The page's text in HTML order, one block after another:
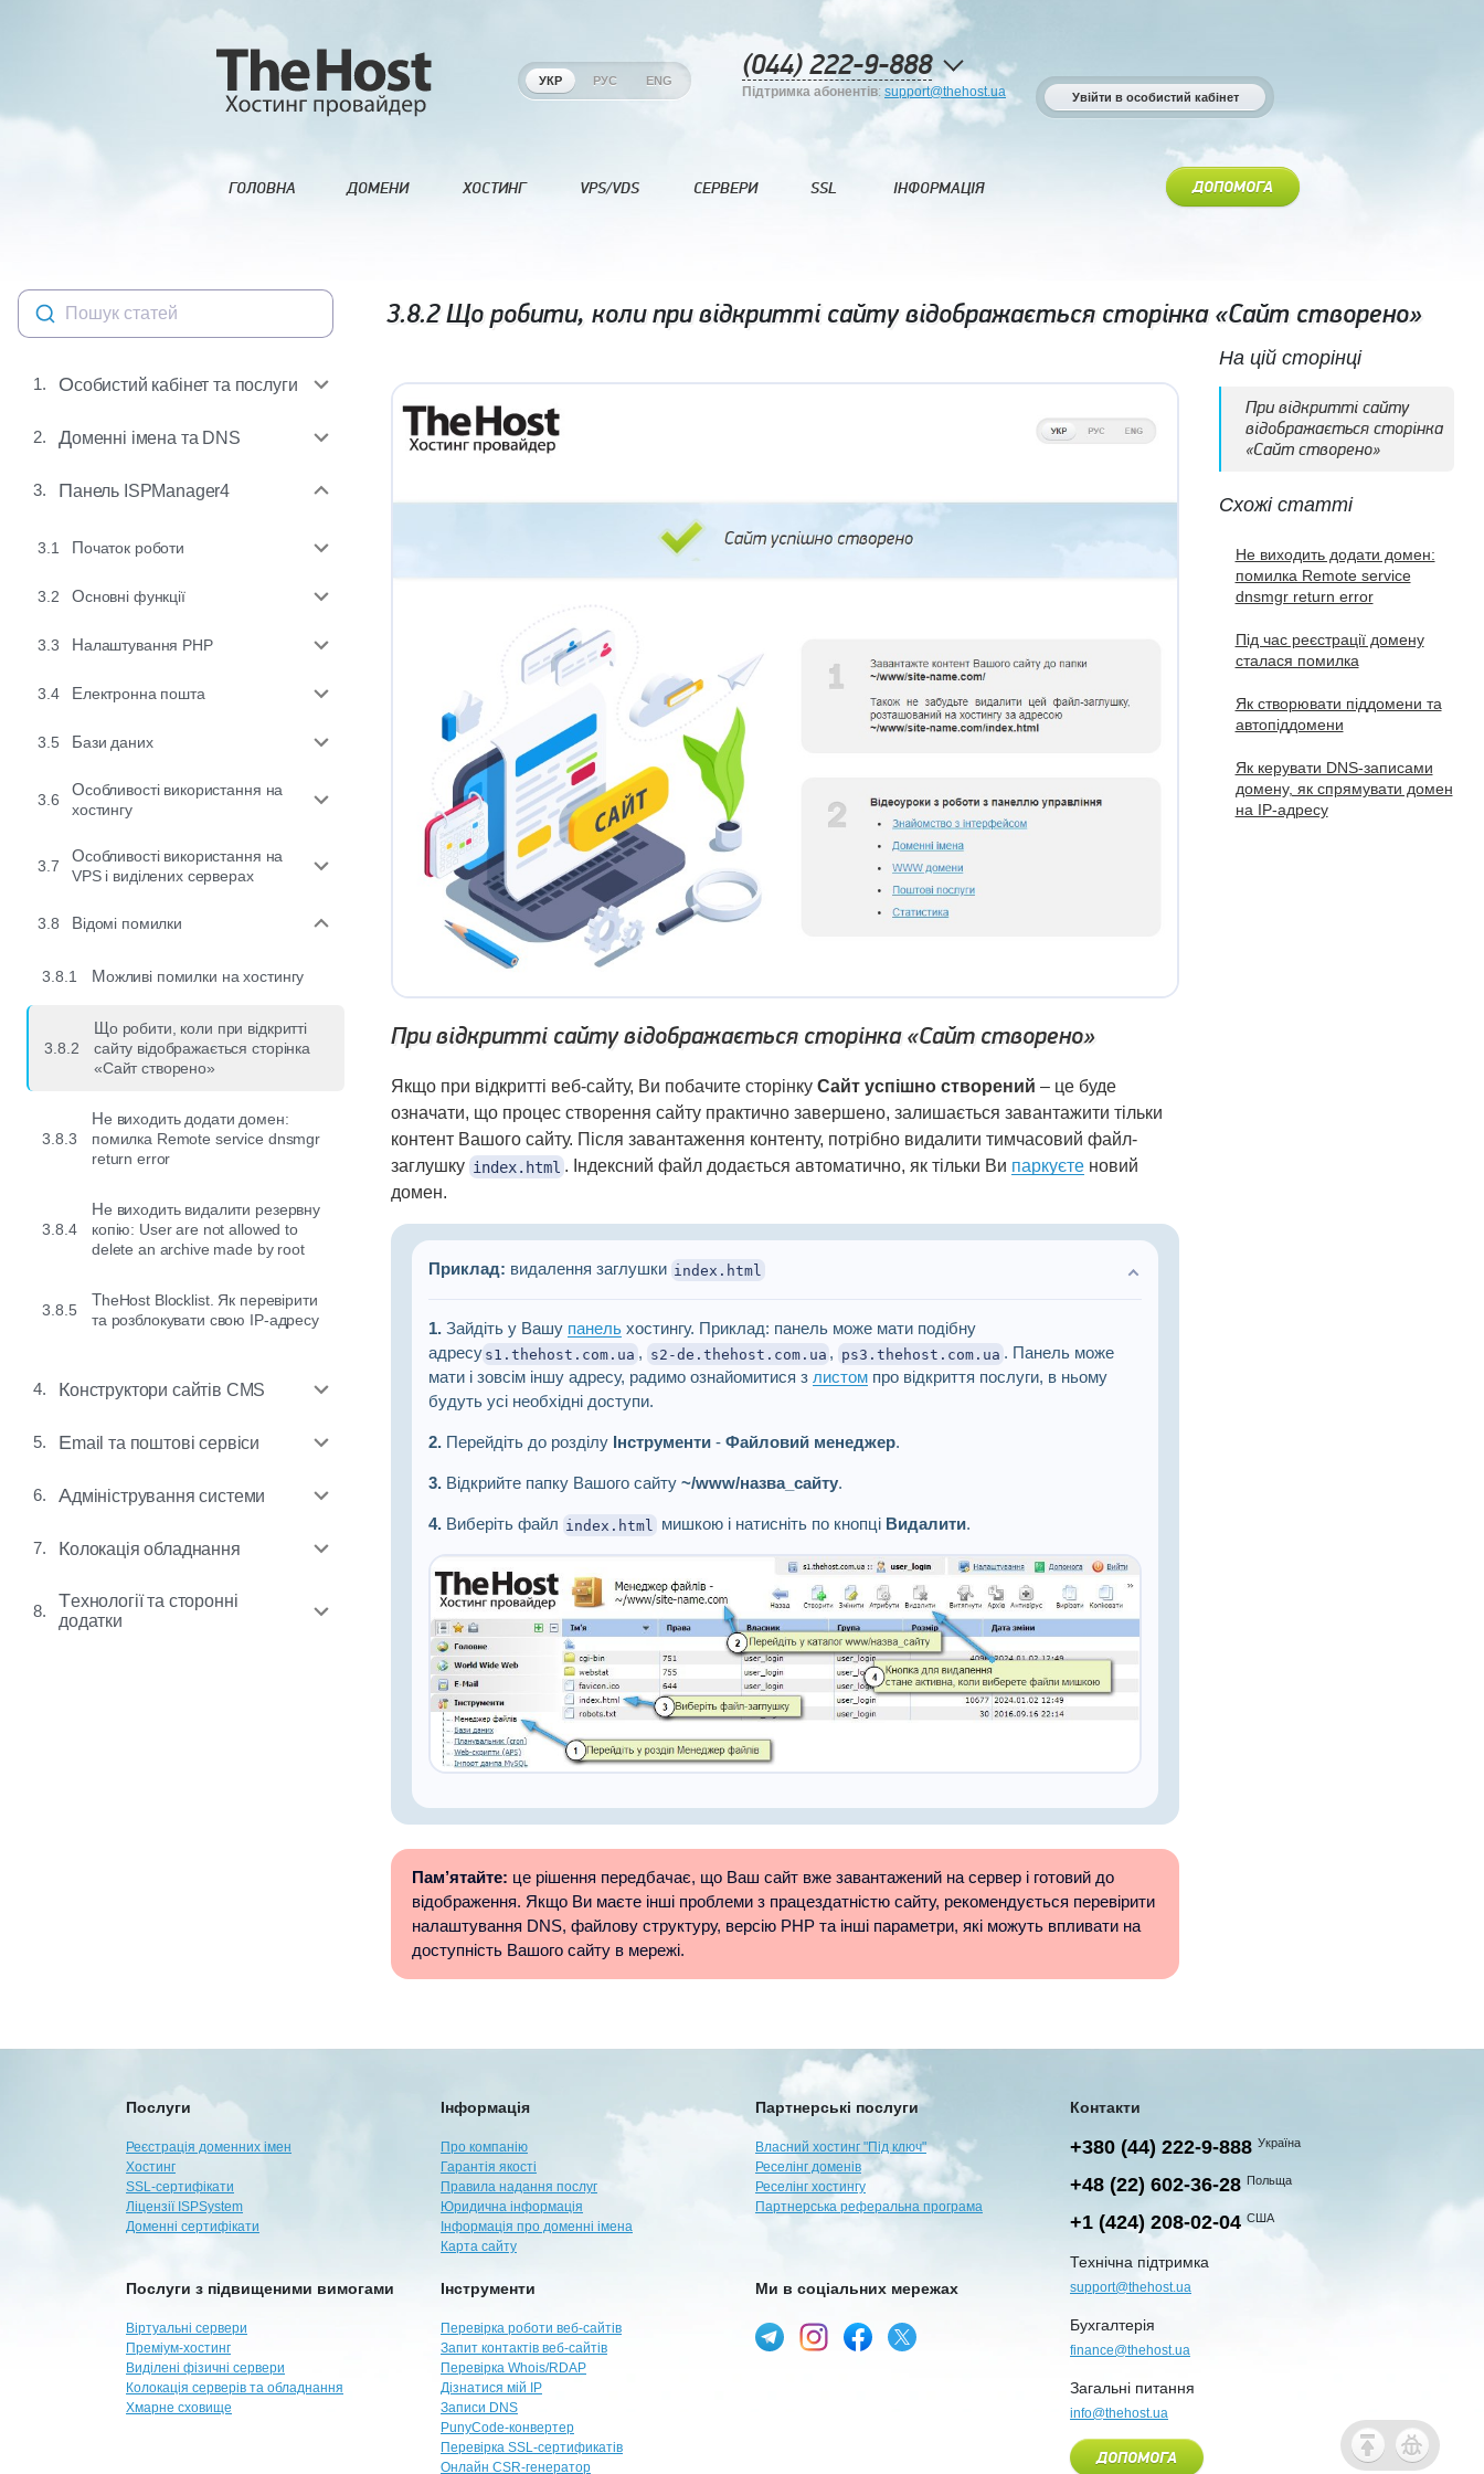
УКР РУС ENG (044) 222-9-888
Підтримка абонентів: support@thehost.ua Увійти в особистий кабінет
ГОЛОВНА ДОМЕНИ ХОСТИНГ VPS/VDS СЕРВЕРИ SSL ІНФОРМАЦІЯ ДОПОМОГА
Пошук статей 3.8.2Що робити, коли при відкритті сайту відображається сторінка «Сайт створено»
1. Особистий кабінет та послуги
2. Доменні імена та DNS
3. Панель ISPManager4
3.1 Початок роботи
3.2 Основні функції
3.3 Налаштування PHP
3.4 Електронна пошта
3.5 Бази даних
3.6
Особливості використання на
хостингу
3.7
Особливості використання на
VPS і виділених серверах
3.8 Відомі помилки
3.8.1 Можливі помилки на хостингу
3.8.2
Що робити, коли при відкритті
сайту відображається сторінка
«Сайт створено»
3.8.3
Не виходить додати домен:
помилка Remote service dnsmgr
return error
3.8.4
Не виходить видалити резервну
копію: User are not allowed to
delete an archive made by root
3.8.5
TheHost Blocklist. Як перевірити
та розблокувати свою IP-адресу
4. Конструктори сайтів CMS
5. Email та поштові сервіси
6. Адміністрування системи
7. Колокація обладнання
8. Технології та сторонні
додатки
При відкритті сайту відображається сторінка «Сайт створено»
Якщо при відкритті веб-сайту, Ви побачите сторінку Сайт успішно створений – це буде
означати, що процес створення сайту практично завершено, залишається завантажити тільки
контент Вашого сайту. Після завантаження контенту, потрібно видалити тимчасовий файл-
заглушку index.html . Індексний файл додається автоматично, як тільки Ви паркуєтеновий
домен.
Приклад: видалення заглушки index.html
1.Зайдіть у Вашу панельхостингу. Приклад: панель може мати подібну
адресу s1.thehost.com.ua , s2-de.thehost.com.ua , ps3.thehost.com.ua . Панель може
мати і зовсім іншу адресу, радимо ознайомитися з листомпро відкриття послуги, в ньому
будуть усі необхідні доступи.
2.Перейдіть до розділу Інструменти- Файловий менеджер.
3.Відкрийте папку Вашого сайту ~/www/назва_сайту.
4.Виберіть файл index.html мишкою і натисніть по кнопці Видалити.
Пам’ятайте: це рішення передбачає, що Ваш сайт вже завантажений на сервер і готовий до
відображення. Якщо Ви маєте інші проблеми з працездатністю сайту, рекомендується перевірити
налаштування DNS, файлову структуру, версію PHP та інші параметри, які можуть впливати на
доступність Вашого сайту в мережі.
На цій сторінці
При відкритті сайту
відображається сторінка
«Сайт створено»
Схожі статті
Не виходить додати домен:
помилка Remote service
dnsmgr return error
Під час реєстрації домену
сталася помилка
Як створювати піддомени та
автопіддомени
Як керувати DNS-записами
домену, як спрямувати домен
на IP-адресу
Послуги
Реєстрація доменних імен
Хостинг
SSL-сертифікати
Ліцензії ISPSystem
Доменні сертифікати
Інформація
Про компанію
Гарантія якості
Правила надання послуг
Юридична інформація
Інформація про доменні імена
Карта сайту
Партнерські послуги
Власний хостинг "Під ключ"
Реселінг доменів
Реселінг хостингу
Партнерська реферальна програма
Послуги з підвищеними вимогами
Віртуальні сервери
Преміум-хостинг
Виділені фізичні сервери
Колокація серверів та обладнання
Хмарне сховище
Інструменти
Перевірка роботи веб-сайтів
Запит контактів веб-сайтів
Перевірка Whois/RDAP
Дізнатися мій IP
Записи DNS
PunyCode-конвертер
Перевірка SSL-сертификатів
Онлайн CSR-генератор
Ми в соціальних мережах
Контакти
+380 (44) 222-9-888 Україна
+48 (22) 602-36-28 Польща
+1 (424) 208-02-04 США
Технічна підтримка
support@thehost.ua
Бухгалтерія
finance@thehost.ua
Загальні питання
info@thehost.ua
ДОПОМОГА